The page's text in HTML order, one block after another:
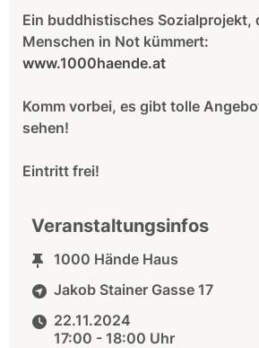
Ein buddhistisches Sozialprojekt,
Menschen in Not kümmert:
www.1000haende.at
Komm vorbei, es gibt tolle
sehen!
Eintritt frei!
Veranstaltungsinfos
1000 Hände Haus
Jakob Stainer Gasse 17
22.11.2024
17:00 - 18:00 Uhr